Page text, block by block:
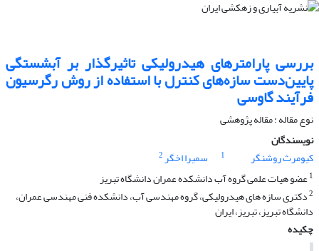
بررسی پارامترهای هیدرولیکی تاثیرگذار بر آبشستگی
پایین‌دست سازه‌های کنترل با استفاده از روش رگرسیون
فرآیند گاوسی
نوع مقاله : مقاله پژوهشی
نویسندگان
کیومرث روشنگر
1 سمیرا اخگر2
1عضو هیات علمی گروه آب دانشکده عمران دانشگاه تبریز
2دکتری سازه های هیدرولیکی، گروه مهندسی آب، دانشکده فنی مهندسی عمران،
دانشگاه تبریز، تبریز، ایران
چکیده